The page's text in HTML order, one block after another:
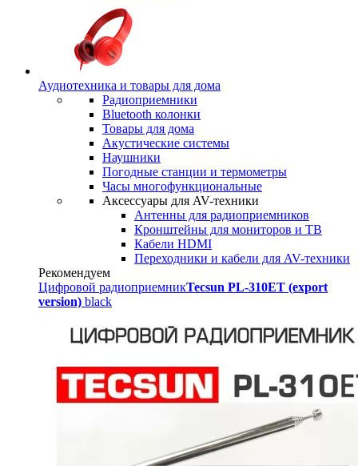
Аудиотехника и товары для дома
Радиоприемники
Bluetooth колонки
Товары для дома
Акустические системы
Наушники
Погодные станции и термометры
Часы многофункциональные
Аксессуары для AV-техники
Антенны для радиоприемников
Кронштейны для мониторов и ТВ
Кабели HDMI
Переходники и кабели для AV-техники
Рекомендуем
Цифровой радиоприемникTecsun PL-310ET (export
version) black